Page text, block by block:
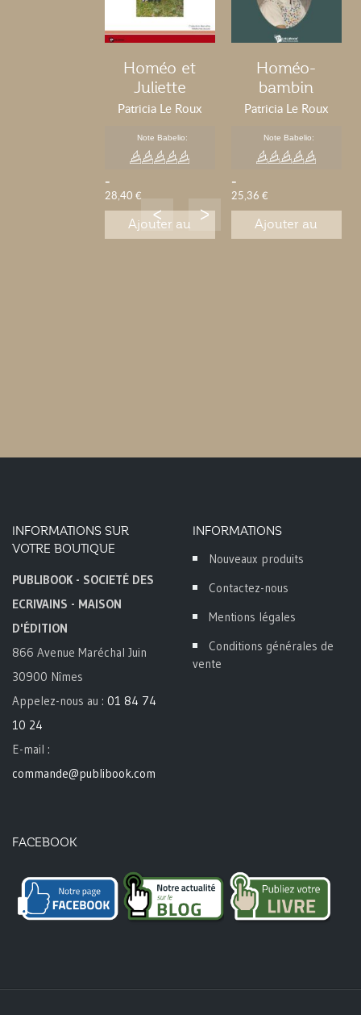
Homéo et
Juliette
Patricia Le Roux
Note Babelio:
-
28,40 €
Ajouter au
Homéo-
bambin
Patricia Le Roux
Note Babelio:
-
25,36 €
Ajouter au
INFORMATIONS SUR
VOTRE BOUTIQUE
PUBLIBOOK - SOCIETÉ DES
ECRIVAINS - MAISON
D'ÉDITION
866 Avenue Maréchal Juin
30900 Nîmes
Appelez-nous au : 01 84 74
10 24
E-mail :
commande@publibook.com
INFORMATIONS
Nouveaux produits
Contactez-nous
Mentions légales
Conditions générales de
vente
FACEBOOK